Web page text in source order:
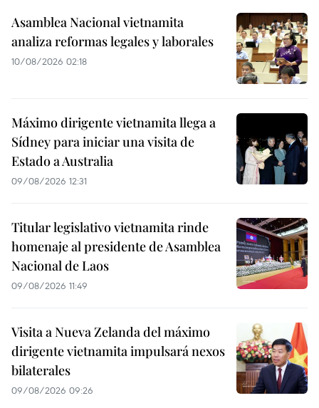
Asamblea Nacional vietnamita
analiza reformas legales y laborales
10/08/2026 02:18
Máximo dirigente vietnamita llega a
Sídney para iniciar una visita de
Estado a Australia
09/08/2026 12:31
Titular legislativo vietnamita rinde
homenaje al presidente de Asamblea
Nacional de Laos
09/08/2026 11:49
Visita a Nueva Zelanda del máximo
dirigente vietnamita impulsará nexos
bilaterales
09/08/2026 09:26